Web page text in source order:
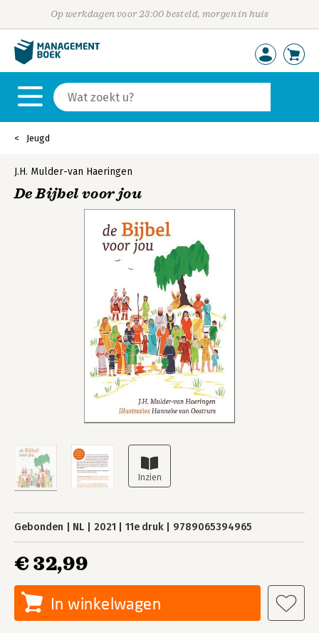
Op werkdagen voor 23:00 besteld, morgen in huis
Jeugd
J.H. Mulder-van Haeringen
De Bijbel voor jou
Gebonden NL 2021 11e druk 9789065394965
€ 32,99
In winkelwagen